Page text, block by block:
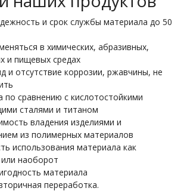
и срок службы материала до 50
в химических, абразивных,
и пищевых средах
и отсутствие коррозии, ржавчины, не
по сравнению с кислотостойкими
сталями и титаном
владения изделиями и
из полимерных материалов
использования материала как
или наоборот
материала
переработка.